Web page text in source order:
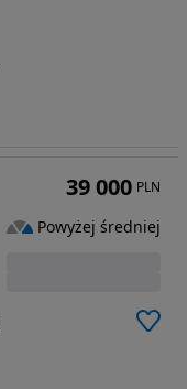
39 000 PLN
Powyżej średniej